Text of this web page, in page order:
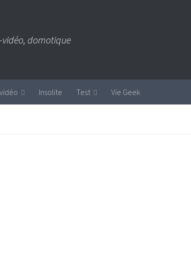
vidéo, domotique
Insolite Test Vie Geek